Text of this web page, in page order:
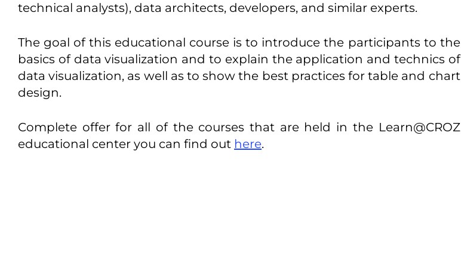
technical analysts), data architects, developers, and similar experts.
The goal of this educational course is to introduce the participants to the
basics of data visualization and to explain the application and technics of
data visualization, as well as to show the best practices for table and chart
design.
Complete offer for all of the courses that are held in the Learn@CROZ
educational center you can find out here.